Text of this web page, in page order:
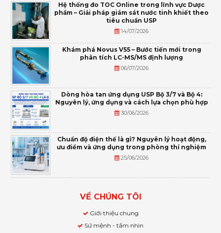
Hệ thống đo TOC Online trong lĩnh vực Dược
phẩm – Giải pháp giám sát nước tinh khiết theo
tiêu chuẩn USP
14/07/2026
Khám phá Novus V55 – Bước tiến mới trong
phân tích LC-MS/MS định lượng
06/07/2026
Dòng hòa tan ứng dụng USP Bộ 3/7 và Bộ 4:
Nguyên lý, ứng dụng và cách lựa chọn phù hợp
30/06/2026
Chuẩn độ điện thế là gì? Nguyên lý hoạt động,
ưu điểm và ứng dụng trong phòng thí nghiệm
25/06/2026
VỀ CHÚNG TÔI
Giới thiệu chung
Sứ mệnh - tầm nhìn